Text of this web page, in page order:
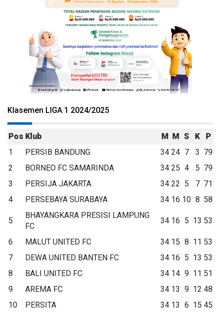
Klasemen LIGA 1 2024/2025
Pos Klub M M S K
P
1
PERSIB BANDUNG 34 24 7 3 79
2
BORNEO FC SAMARINDA 34 25 4 5 79
3
PERSIJA JAKARTA 34 22 5 7 71
4
PERSEBAYA SURABAYA 34 16 10 8 58
5
BHAYANGKARA PRESISI LAMPUNG
FC
34 16 5 13 53
6 MALUT UNITED FC 34 15 8 11 53
7
DEWA UNITED BANTEN FC 34 16 5 13 53
8
BALI UNITED FC 34 14 9 11 51
9
AREMA FC 34 13 9 12 48
10
PERSITA 34 13 6 15 45